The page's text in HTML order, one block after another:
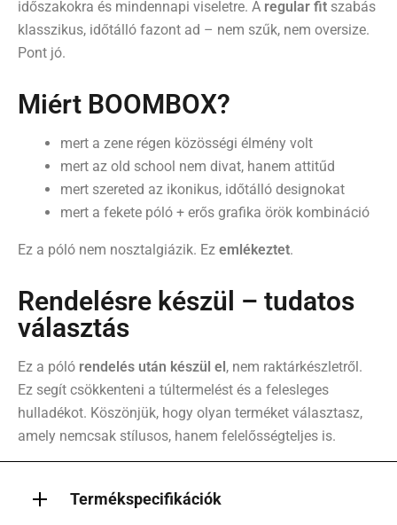
időszakokra és mindennapi viseletre. A regular fit szabás
klasszikus, időtálló fazont ad – nem szűk, nem oversize.
Pont jó.
Miért BOOMBOX?
mert a zene régen közösségi élmény volt
mert az old school nem divat, hanem attitűd
mert szereted az ikonikus, időtálló designokat
mert a fekete póló + erős grafika örök kombináció
Ez a póló nem nosztalgiázik. Ez emlékeztet.
Rendelésre készül – tudatos
választás
Ez a póló rendelés után készül el , nem raktárkészletről.
Ez segít csökkenteni a túltermelést és a felesleges
hulladékot. Köszönjük, hogy olyan terméket választasz,
amely nemcsak stílusos, hanem felelősségteljes is.
Termékspecifikációk